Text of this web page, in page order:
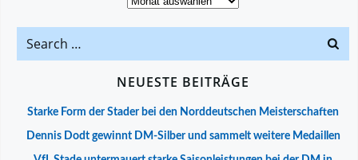
Search
for:
NEUESTE BEITRÄGE
Starke Form der Stader bei den Norddeutschen Meisterschaften
Dennis Dodt gewinnt DM-Silber und sammelt weitere Medaillen